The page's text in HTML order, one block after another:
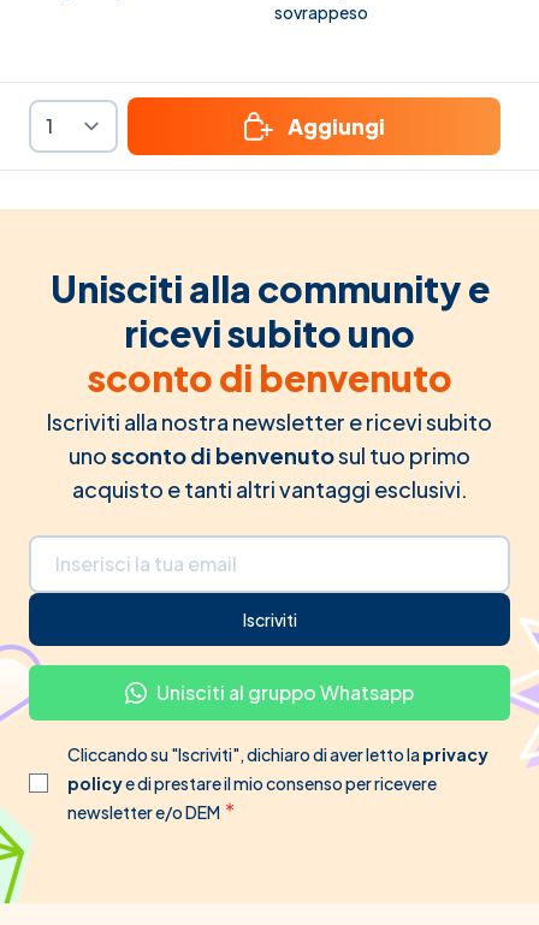
sovrappeso
Aggiungi
Unisciti alla community e
ricevi subito uno
sconto di benvenuto
Iscriviti alla nostra newsletter e ricevi subito
unosconto di benvenutosul tuo primo
acquisto e tanti altri vantaggi esclusivi.
Indirizzo email
Iscriviti
Unisciti al gruppo Whatsapp
Cliccando su "Iscriviti", dichiaro di aver letto laprivacy
policye di prestare il mio consenso per ricevere
newsletter e/o DEM